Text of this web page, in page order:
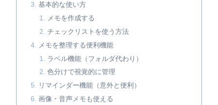
基本的な使い方
メモを作成する
チェックリストを使う方法
メモを整理する便利機能
ラベル機能（フォルダ代わり）
色分けで視覚的に管理
リマインダー機能（意外と便利）
画像・音声メモも使える